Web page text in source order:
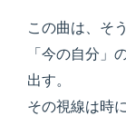
この曲は、そ
「今の自分」
出す。
その視線は時